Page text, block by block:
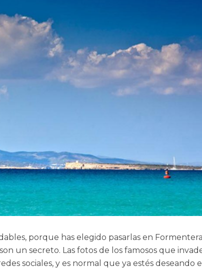
porque has elegido pasarlas en
un secreto. Las fotos de los famosos que
sociales, y es normal que ya estés deseando